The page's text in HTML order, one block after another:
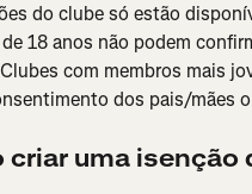
do clube só estão
18 anos não podem
com membros mais
dos pais/mães
criar uma isenção